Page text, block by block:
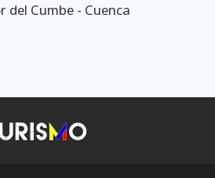
del Cumbe - Cuenca